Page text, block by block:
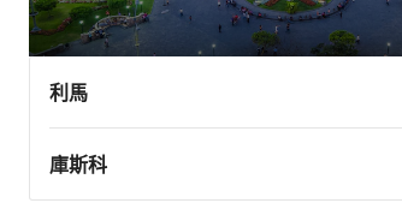
利馬
庫斯科